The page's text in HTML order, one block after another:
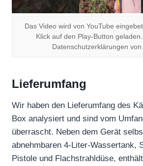
Das Video wird von YouTube
Klick auf den Play-Button
Datenschutzerklärungen von
Lieferumfang
Wir haben den Lieferumfang des
Box analysiert und sind vom
überrascht. Neben dem Gerät
abnehmbaren 4-Liter-Wassertank,
Pistole und Flachstrahldüse,